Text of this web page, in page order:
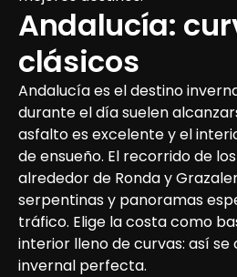
Andalucía:
clásicos
Andalucía es el destino
durante el día suelen
asfalto es excelente y el
de ensueño. El recorrido de
alrededor de Ronda y
serpentinas y panoramas
tráfico. Elige la costa como
interior lleno de curvas: así se
invernal perfecta.